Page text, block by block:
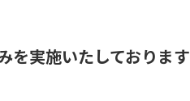
を実施いたしております